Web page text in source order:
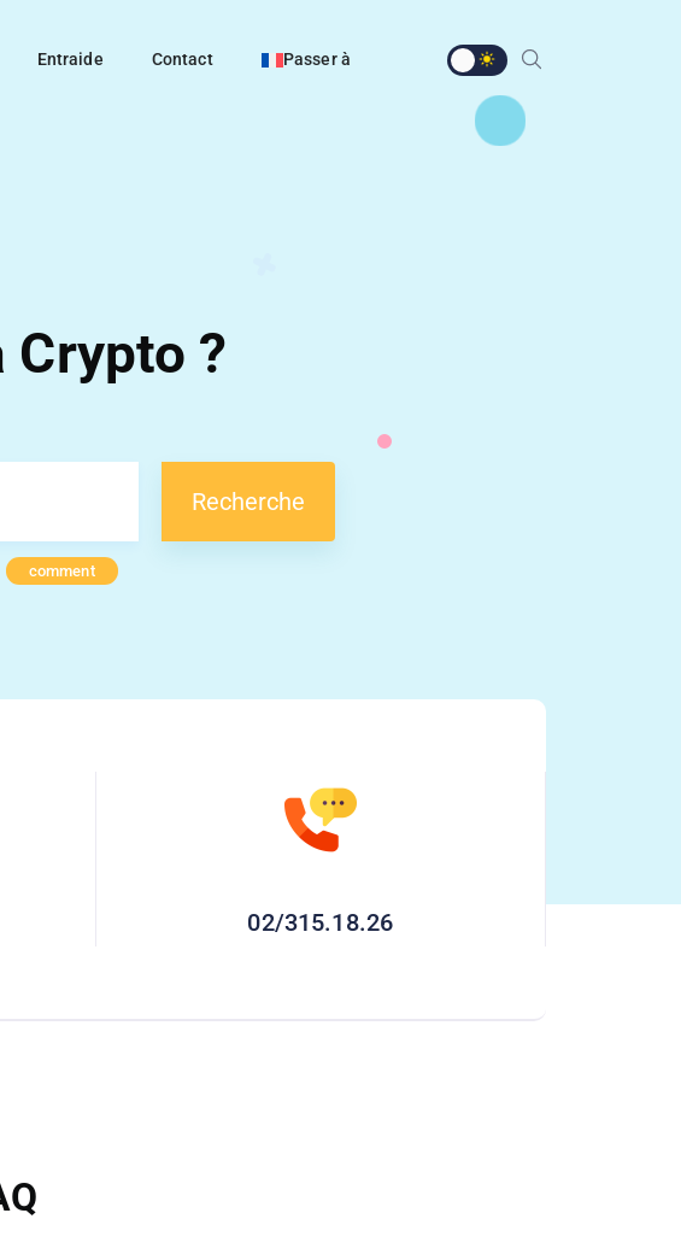
Entraide Contact Passer à
Crypto ?
Recherche
comment
02/315.18.26